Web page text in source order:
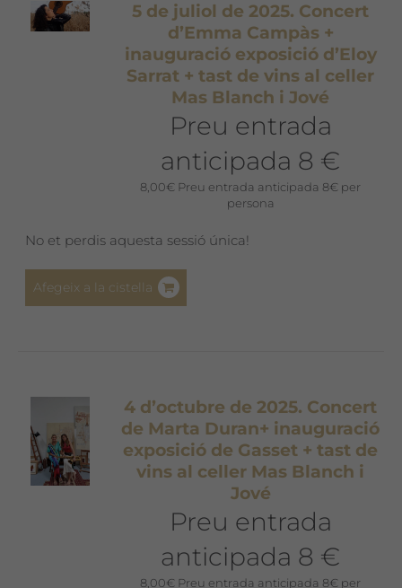
5 de juliol de 2025. Concert
d’Emma Campàs +
inauguració exposició d’Eloy
Sarrat + tast de vins al celler
Mas Blanch i Jové
Preu entrada
anticipada 8 €
8,00€ Preu entrada anticipada 8€ per
persona
No et perdis aquesta sessió única!
Afegeix a la cistella
4 d’octubre de 2025. Concert
de Marta Duran+ inauguració
exposició de Gasset + tast de
vins al celler Mas Blanch i
Jové
Preu entrada
anticipada 8 €
8,00€ Preu entrada anticipada 8€ per